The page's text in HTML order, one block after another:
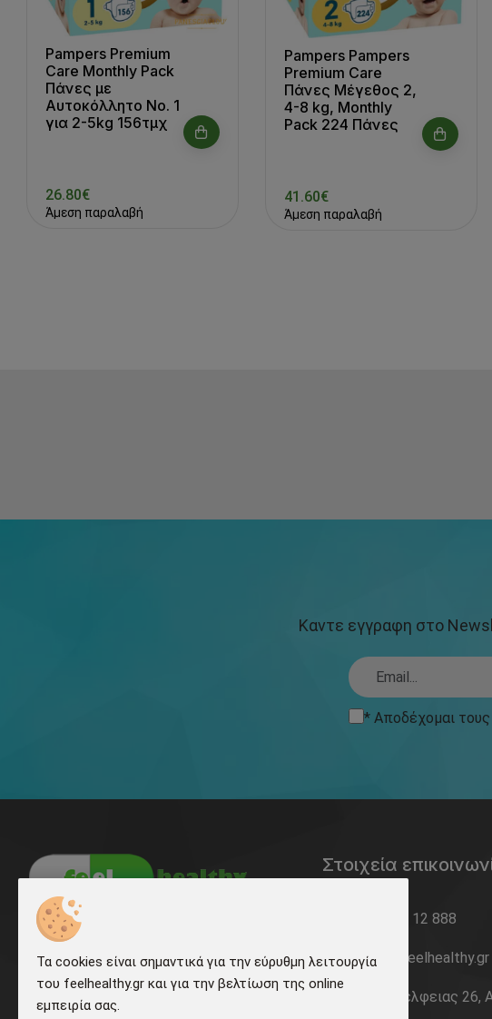
Pampers Premium
Care Monthly Pack
Πάνες με
Αυτοκόλλητο No. 1
για 2-5kg 156τμχ
26.80€
Άμεση παραλαβή
Pampers Pampers
Premium Care
Πάνες Μέγεθος 2,
4-8 kg, Monthly
Pack 224 Πάνες
41.60€
Άμεση παραλαβή
Καντε εγγραφη στο
* Αποδέχομαι τους
Το Feelhealthy είναι το μεγαλύτερο
της υγείας... εδώ θα βρείτε χιλιάδες
προϊόντα γρήγορα εύκολα και με ένα
Στοιχεία
210 59 12 888
info@feelhealthy.gr
Φιλαδέλφειας 26,
Τα cookies είναι σημαντικά για την εύρυθμη λειτουργία
του feelhealthy.gr και για την βελτίωση της online
εμπειρία σας.